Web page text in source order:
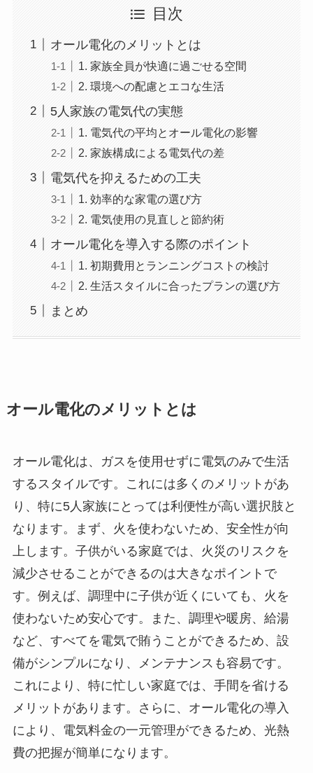
目次
オール電化のメリットとは
1. 家族全員が快適に過ごせる空間
2. 環境への配慮とエコな生活
5人家族の電気代の実態
1. 電気代の平均とオール電化の影響
2. 家族構成による電気代の差
電気代を抑えるための工夫
1. 効率的な家電の選び方
2. 電気使用の見直しと節約術
オール電化を導入する際のポイント
1. 初期費用とランニングコストの検討
2. 生活スタイルに合ったプランの選び方
まとめ
オール電化のメリットとは
オール電化は、ガスを使用せずに電気のみで生活
するスタイルです。これには多くのメリットがあ
り、特に5人家族にとっては利便性が高い選択肢と
なります。まず、火を使わないため、安全性が向
上します。子供がいる家庭では、火災のリスクを
減少させることができるのは大きなポイントで
す。例えば、調理中に子供が近くにいても、火を
使わないため安心です。また、調理や暖房、給湯
など、すべてを電気で賄うことができるため、設
備がシンプルになり、メンテナンスも容易です。
これにより、特に忙しい家庭では、手間を省ける
メリットがあります。さらに、オール電化の導入
により、電気料金の一元管理ができるため、光熱
費の把握が簡単になります。